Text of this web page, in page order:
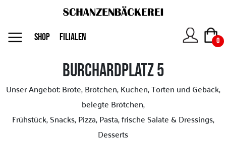
Unternehmen
Jobs
SHOP FILIALEN 0
Burchardplatz 5
Unser Angebot: Brote, Brötchen, Kuchen, Torten und Gebäck,
belegte Brötchen,
Frühstück, Snacks, Pizza, Pasta, frische Salate & Dressings,
Desserts